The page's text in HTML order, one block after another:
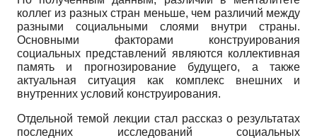
коллег из разных стран меньше, чем различий между
разными социальными слоями внутри страны.
Основными факторами конструирования
социальных представлений являются коллективная
память и прогнозирование будущего, а также
актуальная ситуация как комплекс внешних и
внутренних условий конструирования.
Отдельной темой лекции стал рассказ о результатах
последних исследований социальных